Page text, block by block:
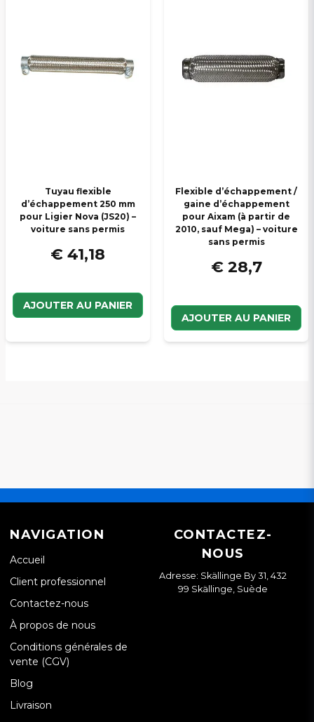
Tuyau flexible
d’échappement 250 mm
pour Ligier Nova (JS20) –
voiture sans permis
€ 41,18
AJOUTER AU PANIER
Flexible d’échappement /
gaine d’échappement
pour Aixam (à partir de
2010, sauf Mega) – voiture
sans permis
€ 28,7
AJOUTER AU PANIER
NAVIGATION
Accueil
Client professionnel
Contactez-nous
À propos de nous
Conditions générales de
vente (CGV)
Blog
Livraison
CONTACTEZ-
NOUS
Adresse: Skällinge By 31, 432
99 Skällinge, Suède